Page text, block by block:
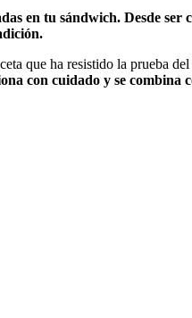
en tu sándwich. Desde
que ha resistido la prueba
con cuidado y se